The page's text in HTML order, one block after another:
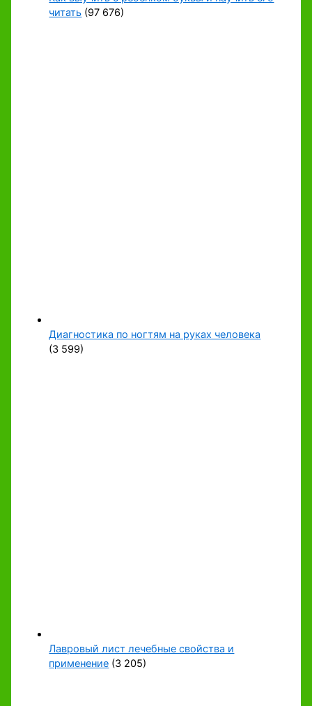
читать (97 676)
Диагностика по ногтям на руках человека
(3 599)
Лавровый лист лечебные свойства и
применение (3 205)